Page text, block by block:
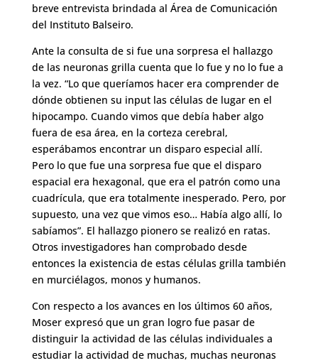
breve entrevista brindada al Área de Comunicación
del Instituto Balseiro.
Ante la consulta de si fue una sorpresa el hallazgo
de las neuronas grilla cuenta que lo fue y no lo fue a
la vez. “Lo que queríamos hacer era comprender de
dónde obtienen su input las células de lugar en el
hipocampo. Cuando vimos que debía haber algo
fuera de esa área, en la corteza cerebral,
esperábamos encontrar un disparo especial allí.
Pero lo que fue una sorpresa fue que el disparo
espacial era hexagonal, que era el patrón como una
cuadrícula, que era totalmente inesperado. Pero, por
supuesto, una vez que vimos eso… Había algo allí, lo
sabíamos”. El hallazgo pionero se realizó en ratas.
Otros investigadores han comprobado desde
entonces la existencia de estas células grilla también
en murciélagos, monos y humanos.
Con respecto a los avances en los últimos 60 años,
Moser expresó que un gran logro fue pasar de
distinguir la actividad de las células individuales a
estudiar la actividad de muchas, muchas neuronas